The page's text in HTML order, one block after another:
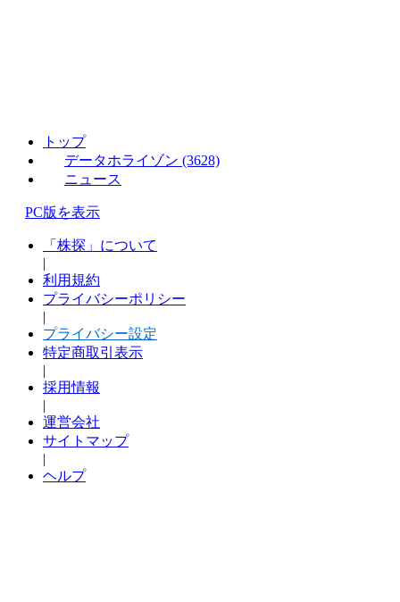
トップ
データホライゾン (3628)
ニュース
PC版を表示
「株探」について
|
利用規約
プライバシーポリシー
|
プライバシー設定
特定商取引表示
|
採用情報
|
運営会社
サイトマップ
|
ヘルプ